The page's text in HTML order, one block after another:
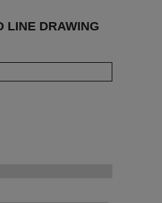
LINE DRAWING